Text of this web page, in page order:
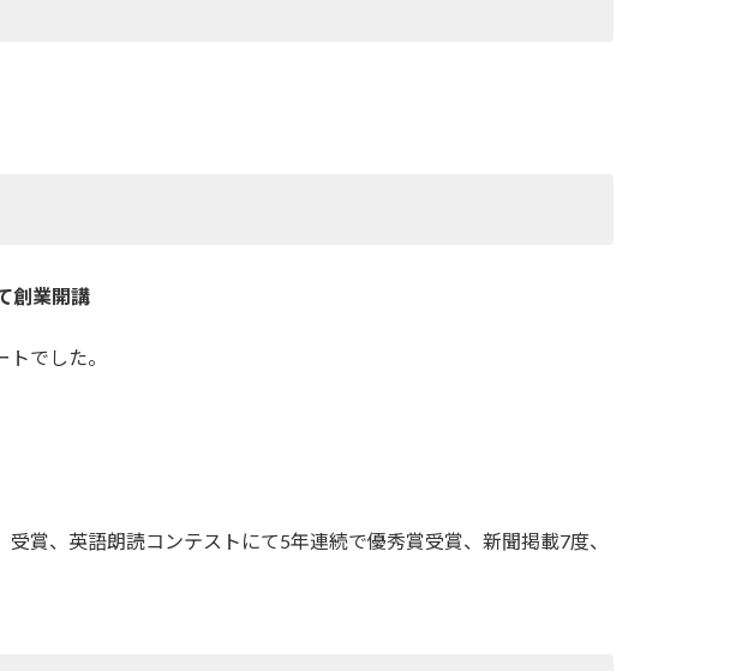
創業開講
でした。
賞、英語朗読コンテストにて5年連続で優秀賞受賞、新聞掲載7度、